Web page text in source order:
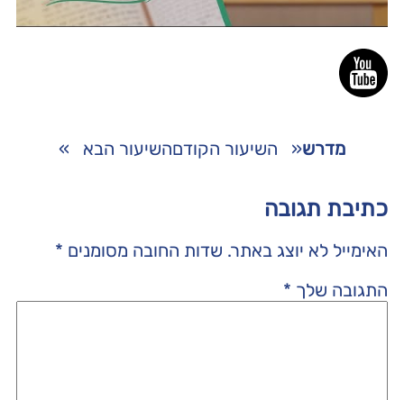
מדרש« השיעור הקודםהשיעור הבא »
כתיבת תגובה
האימייל לא יוצג באתר. שדות החובה מסומנים *
התגובה שלך *